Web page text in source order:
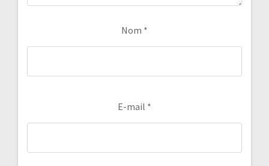
Nom *
E-mail *